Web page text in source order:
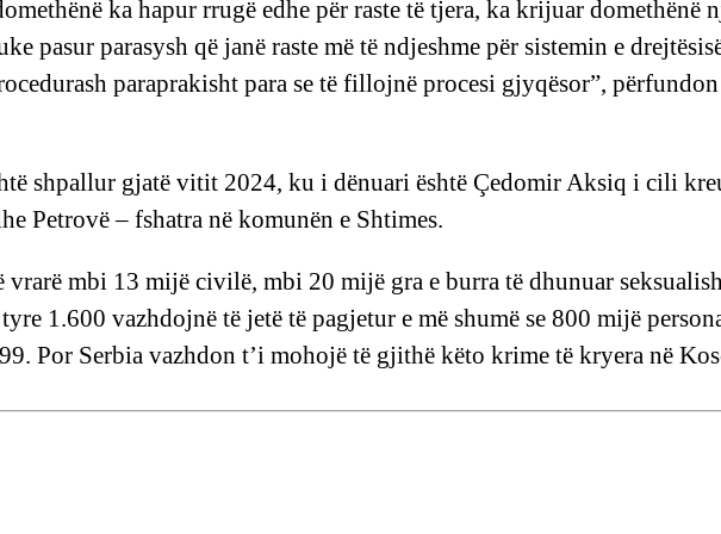
ka hapur rrugë edhe për raste të tjera, ka krijuar domethënë
pasur parasysh që janë raste më të ndjeshme për sistemin e
paraprakisht para se të fillojnë procesi gjyqësor”, përfundon
shpallur gjatë vitit 2024, ku i dënuari është Çedomir Aksiq i cili
Petrovë – fshatra në komunën e Shtimes.
mbi 13 mijë civilë, mbi 20 mijë gra e burra të dhunuar
1.600 vazhdojnë të jetë të pagjetur e më shumë se 800 mijë
Por Serbia vazhdon t’i mohojë të gjithë këto krime të kryera në